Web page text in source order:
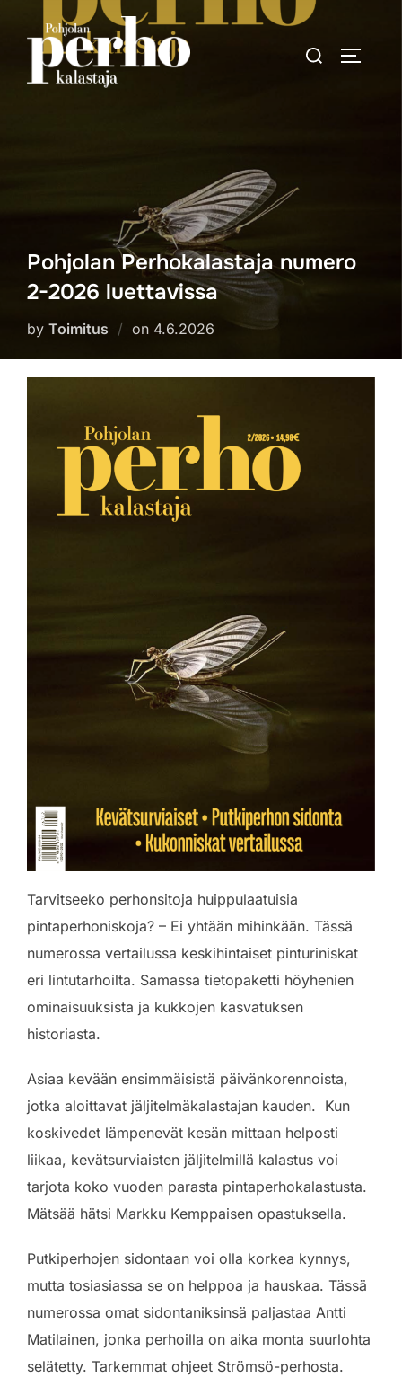
content
Search
Pohjolan Perhokalastaja numero
2-2026 luettavissa
by Toimitus on Posted
4.6.2026
Tarvitseeko perhonsitoja huippulaatuisia
pintaperhoniskoja? – Ei yhtään mihinkään. Tässä
numerossa vertailussa keskihintaiset pinturiniskat
eri lintutarhoilta. Samassa tietopaketti höyhenien
ominaisuuksista ja kukkojen kasvatuksen
historiasta.
Asiaa kevään ensimmäisistä päivänkorennoista,
jotka aloittavat jäljitelmäkalastajan kauden. Kun
koskivedet lämpenevät kesän mittaan helposti
liikaa, kevätsurviaisten jäljitelmillä kalastus voi
tarjota koko vuoden parasta pintaperhokalastusta.
Mätsää hätsi Markku Kemppaisen opastuksella.
Putkiperhojen sidontaan voi olla korkea kynnys,
mutta tosiasiassa se on helppoa ja hauskaa. Tässä
numerossa omat sidontaniksinsä paljastaa Antti
Matilainen, jonka perhoilla on aika monta suurlohta
selätetty. Tarkemmat ohjeet Strömsö-perhosta.